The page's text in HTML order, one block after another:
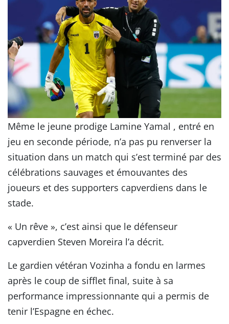
Même le jeune prodige Lamine Yamal , entré en
jeu en seconde période, n’a pas pu renverser la
situation dans un match qui s’est terminé par des
célébrations sauvages et émouvantes des
joueurs et des supporters capverdiens dans le
stade.
« Un rêve », c’est ainsi que le défenseur
capverdien Steven Moreira l’a décrit.
Le gardien vétéran Vozinha a fondu en larmes
après le coup de sifflet final, suite à sa
performance impressionnante qui a permis de
tenir l’Espagne en échec.